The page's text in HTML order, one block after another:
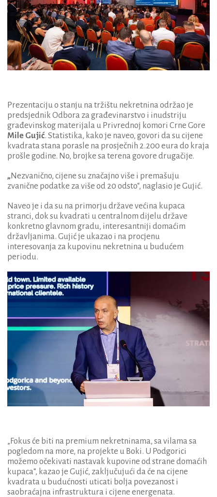
Prezentaciju o stanju na tržištu nekretnina održao je
predsjednik Odbora za građevinarstvo i inudstriju
građevinskog materijala u Privrednoj komori Crne Gore
Mile Gujić. Statistika, kako je naveo, govori da su cijene
kvadrata stana porasle na prosječnih 2.200 eura do kraja
prošle godine. No, brojke sa terena govore drugačije.
„Nezvanično, cijene su značajno više i premašuju
zvanične podatke za više od 20 odsto“, naglasio je Gujić.
Naveo je i da su na primorju države većina kupaca
stranci, dok su kvadrati u centralnom dijelu države
konkretno glavnom gradu, interesantniji domaćim
državljanima. Gujić je ukazao i na procjenu
interesovanja za kupovinu nekretnina u budućem
periodu.
„Fokus će biti na premium nekretninama, sa vilama sa
pogledom na more, na projekte u Boki. U Podgorici
možemo očekivati nastavak kupovine od strane domaćih
kupaca“, kazao je Gujić, zaključujući da će na cijene
kvadrata u budućnosti uticati bolja povezanost i
saobraćajna infrastruktura i cijene energenata.